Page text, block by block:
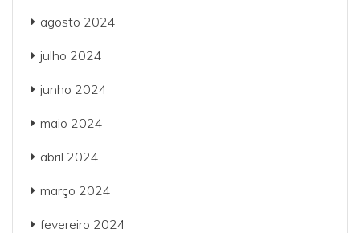
agosto 2024
julho 2024
junho 2024
maio 2024
abril 2024
março 2024
fevereiro 2024